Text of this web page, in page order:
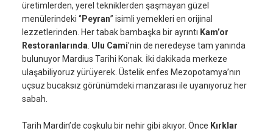
üretimlerden, yerel tekniklerden şaşmayan güzel
menülerindeki ‘’ Peyran’’ isimli yemekleri en orijinal
lezzetlerinden. Her tabak bambaşka bir ayrıntı Kam’or
Restoranlarında Ulu Cami’nin de neredeyse tam yanında
bulunuyor Mardius Tarihi Konak. İki dakikada merkeze
ulaşabiliyoruz yürüyerek. Üstelik enfes Mezopotamya’nın
uçsuz bucaksız görünümdeki manzarası ile uyanıyoruz her
sabah.
Tarih Mardin’de coşkulu bir nehir gibi akıyor. Önce Kırklar